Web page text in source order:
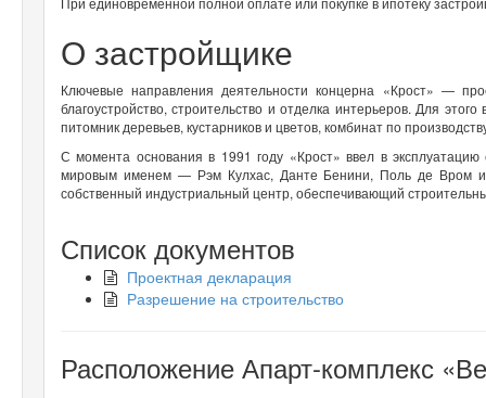
О застройщике
Ключевые направления деятельности концерна «Крост» —
благоустройство, строительство и отделка интерьеров. Для
питомник деревьев, кустарников и цветов, комбинат по
С момента основания в 1991 году «Крост» ввел в
мировым именем — Рэм Кулхас, Данте Бенини, Поль де Вром и
собственный индустриальный центр, обеспечивающий
Список документов
Проектная декларация
Разрешение на строительство
Расположение Апарт-комплекс